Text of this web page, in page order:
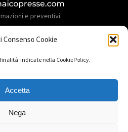
Consenso Cookie
indicate nella Cookie Policy.
Accetta
Nega
e preventivi